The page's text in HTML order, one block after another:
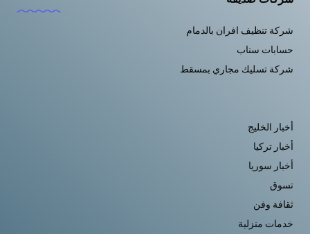
شركة تنظيف افران بالدمام
حسابات سناب
شركة تسليك مجاري بمسقط
أخبار الخليج
أخبار تركيا
أخبار سوريا
تسوق
ثقافة وفن
خدمات منزلية